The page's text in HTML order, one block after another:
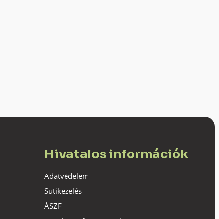
Hivatalos információk
Adatvédelem
Sütikezelés
ÁSZF